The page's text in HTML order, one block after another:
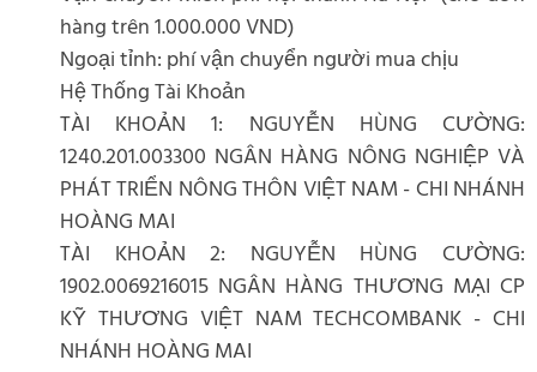
hàng trên 1.000.000 VND)
Ngoại tỉnh: phí vận chuyển người mua chịu
Hệ Thống Tài Khoản
TÀI KHOẢN 1: NGUYỄN HÙNG CƯỜNG:
1240.201.003300 NGÂN HÀNG NÔNG NGHIỆP VÀ
PHÁT TRIỂN NÔNG THÔN VIỆT NAM - CHI NHÁNH
HOÀNG MAI
TÀI KHOẢN 2: NGUYỄN HÙNG CƯỜNG:
1902.0069216015 NGÂN HÀNG THƯƠNG MẠI CP
KỸ THƯƠNG VIỆT NAM TECHCOMBANK - CHI
NHÁNH HOÀNG MAI